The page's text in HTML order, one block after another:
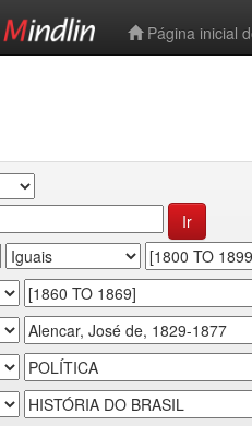
Página inicial